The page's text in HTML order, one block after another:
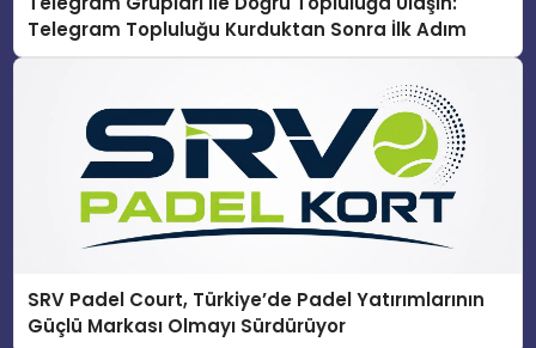
Telegram Topluluğu Kurduktan Sonra İlk Adım
SRV Padel Court, Türkiye’de Padel Yatırımlarının
Güçlü Markası Olmayı Sürdürüyor